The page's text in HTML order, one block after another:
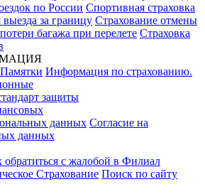
по России Спортивная страховка
выезда за границу Страхование отмены
багажа при перелете Страховка
Памятки Информация по страхованию.
защиты
данных Согласие на
данных
обратиться с жалобой в Филиал
Страхование Поиск по сайту